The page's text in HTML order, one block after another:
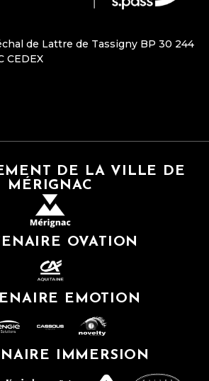
de Lattre de Tassigny BP 30 244
CEDEX
DE LA VILLE DE
MÉRIGNAC
OVATION
EMOTION
IMMERSION